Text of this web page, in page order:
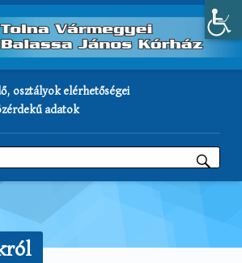
osztályok elérhetőségei
adatok